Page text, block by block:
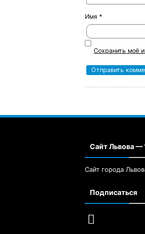
Имя *
Сохранить моё
Сайт Львова —
Сайт города
Подписаться